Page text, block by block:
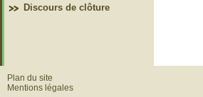
Discours de clôture
Plan du site
Mentions légales